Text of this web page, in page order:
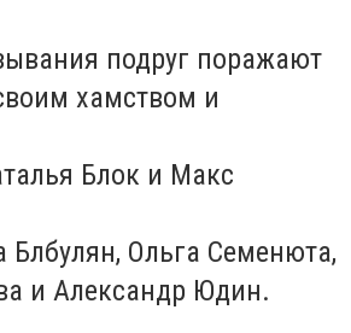
подруг поражают
хамством и
Блок и Макс
Блбулян, Ольга Семенюта,
и Александр Юдин.